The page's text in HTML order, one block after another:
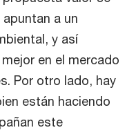
a un
y así
en el mercado
Por otro lado, hay
están haciendo
este